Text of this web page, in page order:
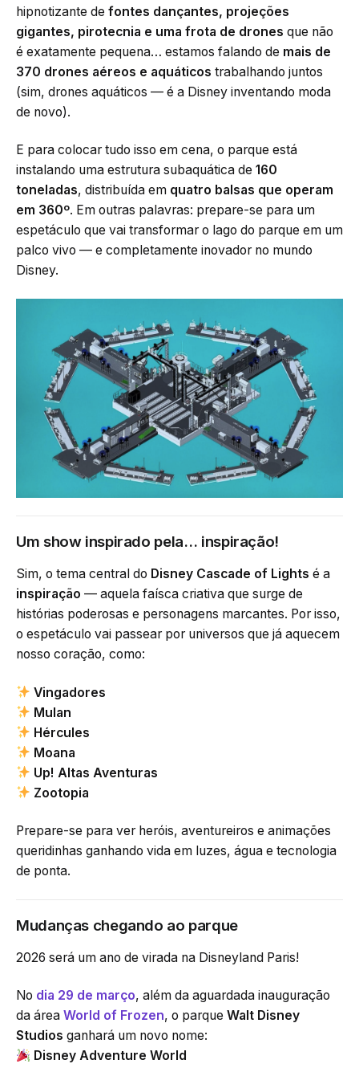
hipnotizante de fontes dançantes, projeções
gigantes, pirotecnia e uma frota de drones que não
é exatamente pequena… estamos falando de mais de
370 drones aéreos e aquáticos trabalhando juntos
(sim, drones aquáticos — é a Disney inventando moda
de novo).
E para colocar tudo isso em cena, o parque está
instalando uma estrutura subaquática de 160
toneladas, distribuída em quatro balsas que operam
em 360º. Em outras palavras: prepare-se para um
espetáculo que vai transformar o lago do parque em um
palco vivo — e completamente inovador no mundo
Disney.
Um show inspirado pela… inspiração!
Sim, o tema central do Disney Cascade of Lights é a
inspiração — aquela faísca criativa que surge de
histórias poderosas e personagens marcantes. Por isso,
o espetáculo vai passear por universos que já aquecem
nosso coração, como:
Vingadores
Mulan
Hércules
Moana
Up! Altas Aventuras
Zootopia
Prepare-se para ver heróis, aventureiros e animações
queridinhas ganhando vida em luzes, água e tecnologia
de ponta.
Mudanças chegando ao parque
2026 será um ano de virada na Disneyland Paris!
No dia 29 de março, além da aguardada inauguração
da área World of Frozen, o parque Walt Disney
Studios ganhará um novo nome:
Disney Adventure World